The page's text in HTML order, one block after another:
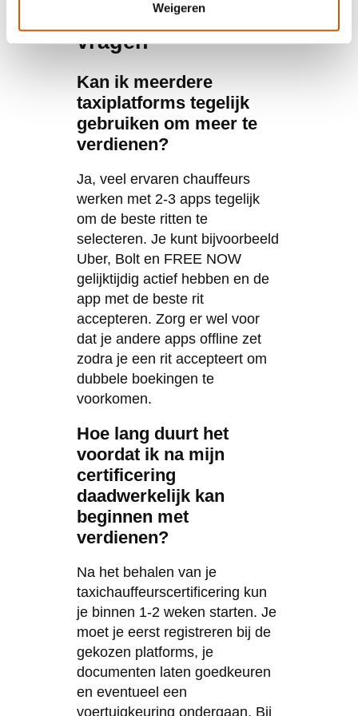
Weigeren
Veelgestelde
vragen
Kan ik meerdere
taxiplatforms tegelijk
gebruiken om meer te
verdienen?
Ja, veel ervaren chauffeurs
werken met 2-3 apps tegelijk
om de beste ritten te
selecteren. Je kunt bijvoorbeeld
Uber, Bolt en FREE NOW
gelijktijdig actief hebben en de
app met de beste rit
accepteren. Zorg er wel voor
dat je andere apps offline zet
zodra je een rit accepteert om
dubbele boekingen te
voorkomen.
Hoe lang duurt het
voordat ik na mijn
certificering
daadwerkelijk kan
beginnen met
verdienen?
Na het behalen van je
taxichauffeurscertificering kun
je binnen 1-2 weken starten. Je
moet je eerst registreren bij de
gekozen platforms, je
documenten laten goedkeuren
en eventueel een
voertuigkeuring ondergaan. Bij